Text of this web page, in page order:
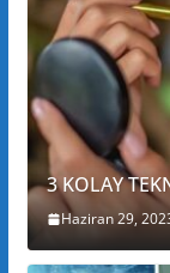
3 KOLAY
Haziran 29,